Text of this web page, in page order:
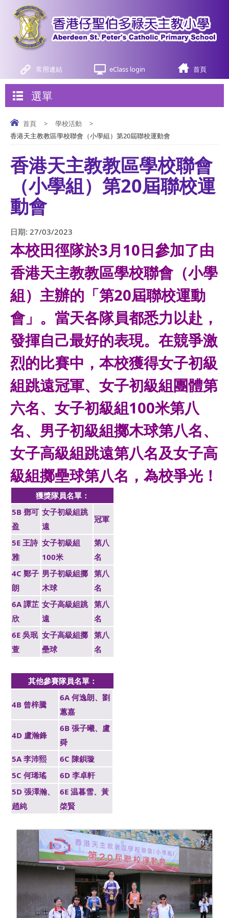
常用連結 eClass login 首頁
選單
首頁 > 學校活動
>
香港天主教教區學校聯會（小學組）第20屆聯校運動會
香港天主教教區學校聯會
（小學組）第20屆聯校運
動會
日期: 27/03/2023
本校田徑隊於3月10日參加了由
香港天主教教區學校聯會（小學
組）主辦的「第20屆聯校運動
會」。當天各隊員都悉力以赴，
發揮自己最好的表現。在競爭激
烈的比賽中，本校獲得女子初級
組跳遠冠軍、女子初級組團體第
六名、女子初級組100米第八
名、男子初級組擲木球第八名、
女子高級組跳遠第八名及女子高
級組擲壘球第八名，為校爭光！
獲獎隊員名單：
5B 鄧可
盈
女子初級組跳
遠
冠軍
5E 王詩
雅
女子初級組
100米
第八
名
4C 鄭子
朗
男子初級組擲
木球
第八
名
6A 譚芷
欣
女子高級組跳
遠
第八
名
6E 吳珉
萱
女子高級組擲
壘球
第八
名
其他參賽隊員名單：
4B 曾梓騰
6A 何逸朗、劉
蕙嘉
4D 盧瀚鋒
6B 張子曦、盧
舜
5A 李沛熙
6C 陳鋇璇
5C 何琋瑤
6D 李卓軒
5D 張澤瀚、
趙純
6E 温暮雪、黃
棨賢